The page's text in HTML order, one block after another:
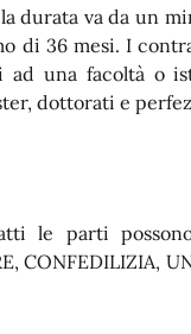
la durata va da un
di 36 mesi. I
una facoltà o
dottorati e
le parti
CONFEDILIZIA,